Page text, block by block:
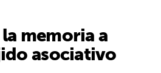
memoria a
asociativo